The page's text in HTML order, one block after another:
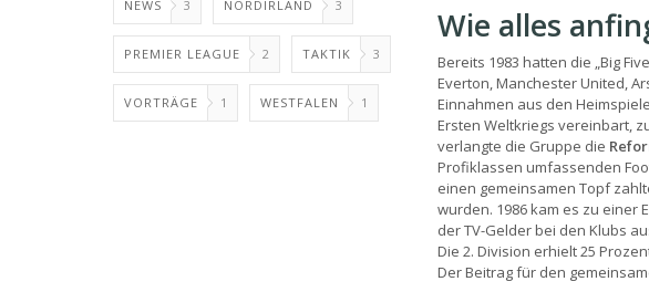
NEWS 3 NORDIRLAND 3
PREMIER LEAGUE 2 TAKTIK 3
VORTRÄGE 1 WESTFALEN 1
Wie alles
Bereits 1983 hatten die „Big
Everton, Manchester United,
Einnahmen aus den
Ersten Weltkriegs vereinbart,
verlangte die Gruppe die
Profiklassen umfassenden
einen gemeinsamen Topf
wurden. 1986 kam es zu einer
der TV-Gelder bei den Klubs
Die 2. Division erhielt 25
Der Beitrag für den